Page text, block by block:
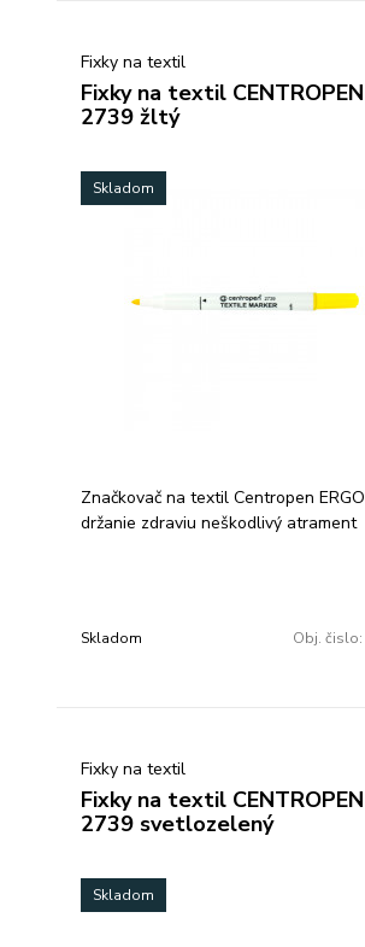
Fixky na textil
Fixky na textil CENTROPEN
2739 žltý
Skladom
Značkovač na textil Centropen ERGO
držanie zdraviu neškodlivý atrament
Skladom Obj. čislo:
Fixky na textil
Fixky na textil CENTROPEN
2739 svetlozelený
Skladom